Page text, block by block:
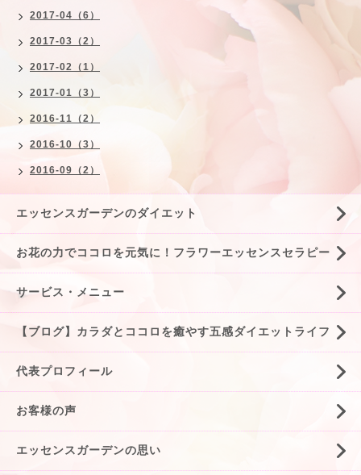
2017-04（6）
2017-03（2）
2017-02（1）
2017-01（3）
2016-11（2）
2016-10（3）
2016-09（2）
エッセンスガーデンのダイエット
お花の力でココロを元気に！フラワーエッセンスセラピー
サービス・メニュー
【ブログ】カラダとココロを癒やす五感ダイエットライフ
代表プロフィール
お客様の声
エッセンスガーデンの思い